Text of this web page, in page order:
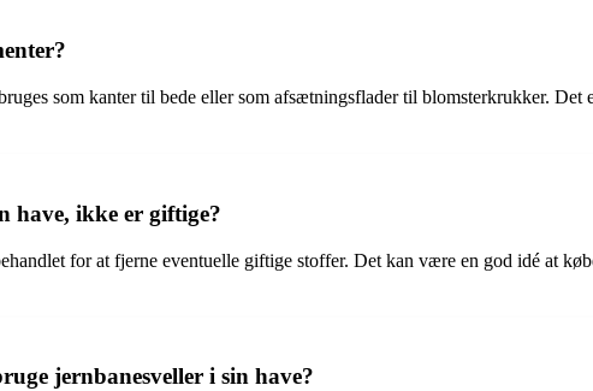
som kanter til bede eller som afsætningsflader til blomsterkrukker. Det
have, ikke er giftige?
for at fjerne eventuelle giftige stoffer. Det kan være en god idé at
jernbanesveller i sin have?